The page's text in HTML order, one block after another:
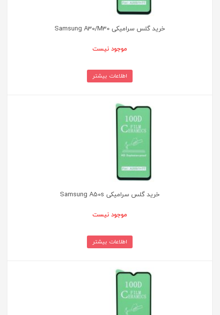
خرید گلس سرامیکی Samsung A30/M30
موجود نیست
اطلاعات بیشتر
خرید گلس سرامیکی Samsung A50s
موجود نیست
اطلاعات بیشتر